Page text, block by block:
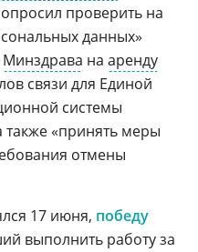
проверить на
данных»
Минздрава на аренду
связи для Единой
системы
также «принять меры
отмены
17 июня, победу
выполнить работу за